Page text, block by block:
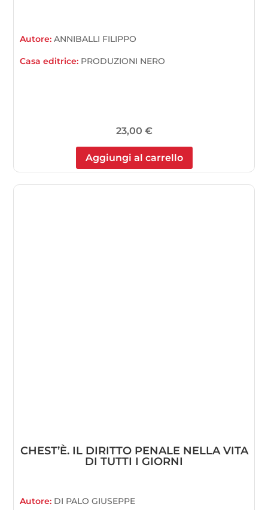
Autore:ANNIBALLI FILIPPO
Casa editrice: PRODUZIONI NERO
23,00 €
Aggiungi al carrello
CHEST’È. IL DIRITTO PENALE NELLA VITA
DI TUTTI I GIORNI
Autore: DI PALO GIUSEPPE